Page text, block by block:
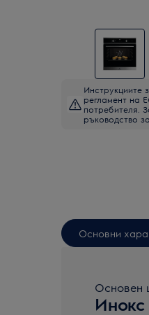
Инструкциите
регламент на
потребителя.
ръководство
Основни
Основен
Инокс